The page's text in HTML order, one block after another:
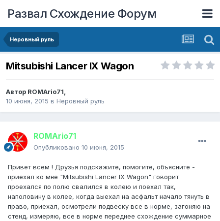
Развал Схождение Форум
Неровный руль
Mitsubishi Lancer IX Wagon
Автор ROMArio71,
10 июня, 2015 в Неровный руль
ROMArio71
Опубликовано 10 июня, 2015
Привет всем ! Друзья подскажите, помогите, объясните -
приехал ко мне "Mitsubishi Lancer IX Wagon" говорит
проехался по полю свалился в колею и поехал так,
наполовину в колее, когда выехал на асфальт начало тянуть в
право, приехал, осмотрели подвеску все в норме, загоняю на
стенд, измеряю, все в норме переднее схождение суммарное